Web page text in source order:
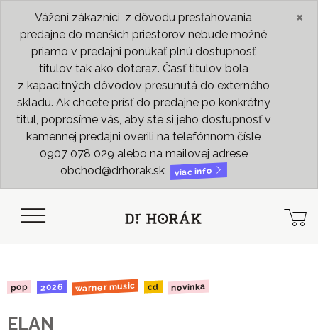
Vážení zákazníci, z dôvodu presťahovania
predajne do menších priestorov nebude možné
priamo v predajni ponúkať plnú dostupnosť
titulov tak ako doteraz. Časť titulov bola
z kapacitných dôvodov presunutá do externého
skladu. Ak chcete prísť do predajne po konkrétny
titul, poprosíme vás, aby ste si jeho dostupnosť v
kamennej predajni overili na telefónnom čísle
0907 078 029 alebo na mailovej adrese
obchod@drhorak.sk
viac info
×
pop 2026 warner music cd novinka
ELAN